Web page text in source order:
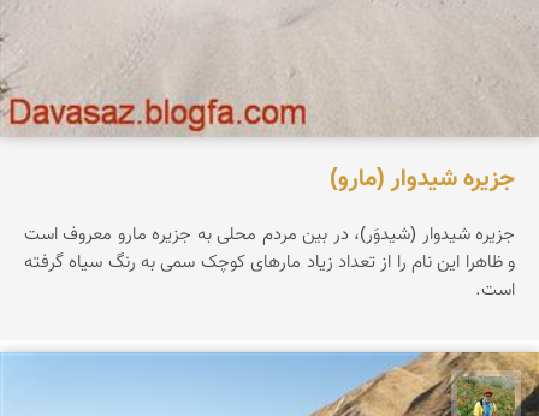
جزیره شیدوار (مارو)
جزیره شیدوار (شیدوَر)، در بین مردم محلی به جزیره مارو معروف است
و ظاهرا این نام را از تعداد زیاد مارهای کوچک سمی به رنگ سیاه گرفته
است.
اسفندیار خدایی